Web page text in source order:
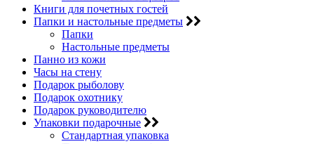
Книги для почетных гостей
Папки и настольные предметы
Папки
Настольные предметы
Панно из кожи
Часы на стену
Подарок рыболову
Подарок охотнику
Подарок руководителю
Упаковки подарочные
Стандартная упаковка